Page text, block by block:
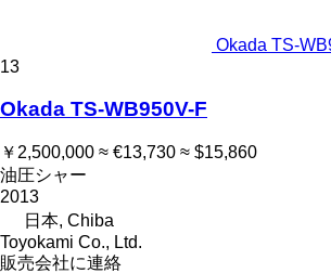
Okada TS-
13
Okada TS-WB950V-F
￥2,500,000 ≈ €13,730 ≈ $15,860
油圧シャー
2013
日本, Chiba
Toyokami Co., Ltd.
販売会社に連絡